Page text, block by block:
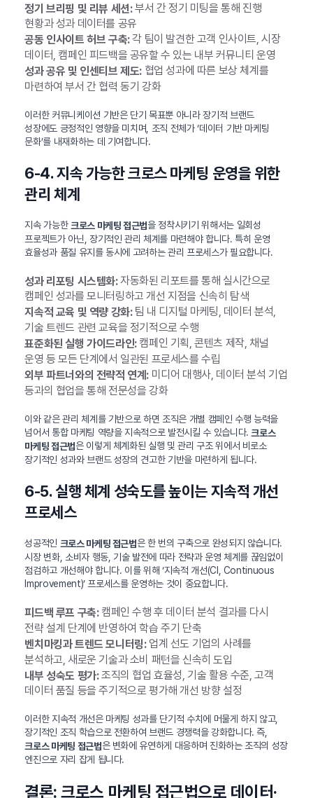
정기 브리핑 및 리뷰 세션:부서 간 정기 미팅을 통해 진행
현황과 성과 데이터를 공유
공동 인사이트 허브 구축:각 팀이 발견한 고객 인사이트, 시장
데이터, 캠페인 피드백을 공유할 수 있는 내부 커뮤니티 운영
성과 공유 및 인센티브 제도:협업 성과에 따른 보상 체계를
마련하여 부서 간 협력 동기 강화
이러한 커뮤니케이션 기반은 단기 목표뿐 아니라 장기적 브랜드
성장에도 긍정적인 영향을 미치며, 조직 전체가 ‘데이터 기반 마케팅
문화’를 내재화하는 데 기여합니다.
6-4. 지속 가능한 크로스 마케팅 운영을 위한
관리 체계
지속 가능한크로스 마케팅 접근법을 정착시키기 위해서는 일회성
프로젝트가 아닌, 장기적인 관리 체계를 마련해야 합니다. 특히 운영
효율성과 품질 유지를 동시에 고려하는 관리 프로세스가 필요합니다.
성과 리포팅 시스템화:자동화된 리포트를 통해 실시간으로
캠페인 성과를 모니터링하고 개선 지점을 신속히 탐색
지속적 교육 및 역량 강화:팀 내 디지털 마케팅, 데이터 분석,
기술 트렌드 관련 교육을 정기적으로 수행
표준화된 실행 가이드라인:캠페인 기획, 콘텐츠 제작, 채널
운영 등 모든 단계에서 일관된 프로세스를 수립
외부 파트너와의 전략적 연계:미디어 대행사, 데이터 분석 기업
등과의 협업을 통해 전문성을 강화
이와 같은 관리 체계를 기반으로 하면 조직은 개별 캠페인 수행 능력을
넘어서 통합 마케팅 역량을 지속적으로 발전시킬 수 있습니다. 크로스
마케팅 접근법은 이렇게 체계화된 실행 및 관리 구조 위에서 비로소
장기적인 성과와 브랜드 성장의 견고한 기반을 마련하게 됩니다.
6-5. 실행 체계 성숙도를 높이는 지속적 개선
프로세스
성공적인 크로스 마케팅 접근법은 한 번의 구축으로 완성되지 않습니다.
시장 변화, 소비자 행동, 기술 발전에 따라 전략과 운영 체계를 끊임없이
점검하고 개선해야 합니다. 이를 위해 ‘지속적 개선(CI, Continuous
Improvement)’ 프로세스를 운영하는 것이 중요합니다.
피드백 루프 구축:캠페인 수행 후 데이터 분석 결과를 다시
전략 설계 단계에 반영하여 학습 주기 단축
벤치마킹과 트렌드 모니터링:업계 선도 기업의 사례를
분석하고, 새로운 기술과 소비 패턴을 신속히 도입
내부 성숙도 평가:조직의 협업 효율성, 기술 활용 수준, 고객
데이터 품질 등을 주기적으로 평가해 개선 방향 설정
이러한 지속적 개선은 마케팅 성과를 단기적 수치에 머물게 하지 않고,
장기적인 조직 학습으로 전환하여 브랜드 경쟁력을 강화합니다. 즉,
크로스 마케팅 접근법은 변화에 유연하게 대응하며 진화하는 조직의 성장
엔진으로 자리 잡게 됩니다.
결론: 크로스 마케팅 접근법으로 데이터·